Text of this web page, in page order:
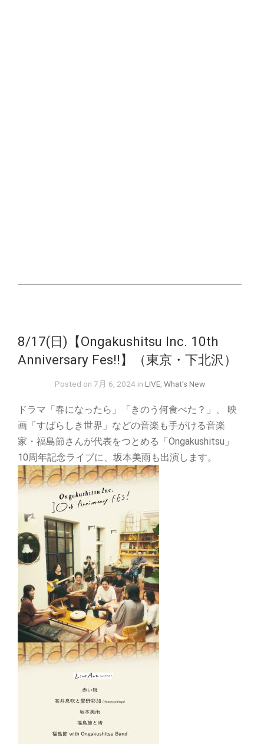
8/17(日)【Ongakushitsu Inc. 10th
Anniversary Fes!!】（東京・下北沢）
Posted on 7月 6, 2024 in LIVE, What's New
ドラマ「春になったら」「きのう何食べた？」、 映
画「すばらしき世界」などの音楽も手がける音楽
家・福島節さんが代表をつとめる「Ongakushitsu」
10周年記念ライブに、坂本美雨も出演します。